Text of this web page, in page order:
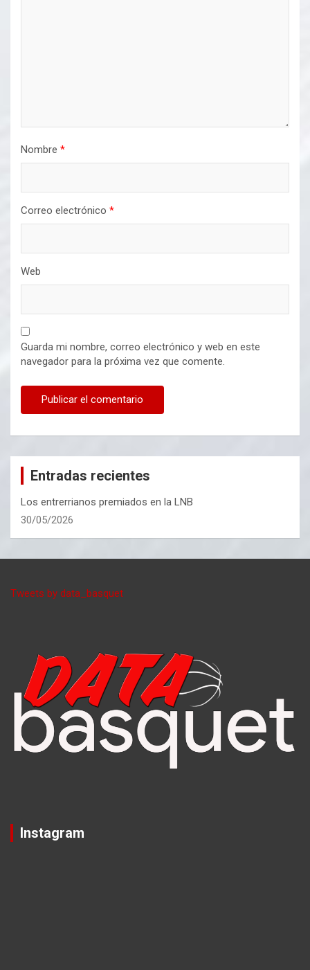
Nombre *
Correo electrónico *
Web
Guarda mi nombre, correo electrónico y web en este
navegador para la próxima vez que comente.
Entradas recientes
Los entrerrianos premiados en la LNB
30/05/2026
Tweets by data_basquet
Instagram